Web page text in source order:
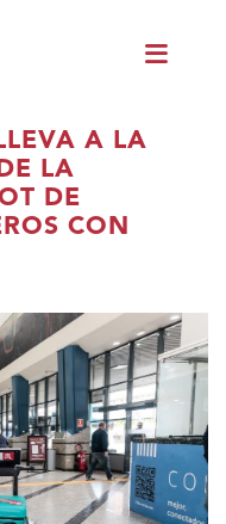
A LA
LA
DE
CON